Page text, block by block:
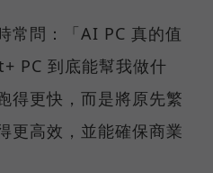
常問：「AI PC 真的值
PC 到底能幫我做什
得更快，而是將原先繁
更高效，並能確保商業